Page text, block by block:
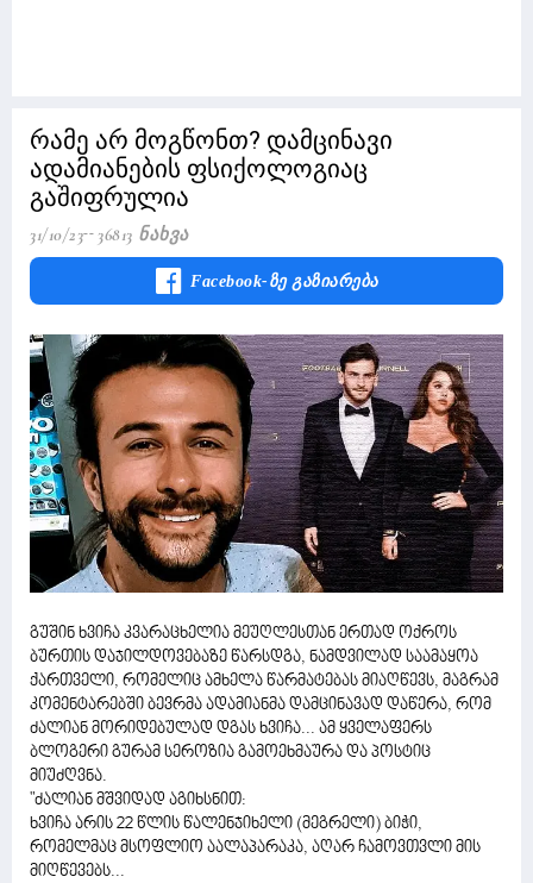
რამე არ მოგწონთ? დამცინავი
ადამიანების ფსიქოლოგიაც
გაშიფრულია
31/10/23 36813 Ნახვა
Facebook-Ზე Გაზიარება
გუშინ ხვიჩა კვარაცხელია მეუღლესთან ერთად ოქროს
ბურთის დაჯილდოვებაზე წარსდგა, ნამდვილად საამაყოა
ქართველი, რომელიც ამხელა წარმატებას მიაღწევს, მაგრამ
კომენტარებში ბევრმა ადამიანმა დამცინავად დაწერა, რომ
ძალიან მორიდებულად დგას ხვიჩა... ამ ყველაფერს
ბლოგერი გურამ სეროზია გამოეხმაურა და პოსტიც
მიუძღვნა.
"ძალიან მშვიდად აგიხსნით:
ხვიჩა არის 22 წლის წალენჯიხელი (მეგრელი) ბიჭი,
რომელმაც მსოფლიო აალაპარაკა, აღარ ჩამოვთვლი მის
მიღწევებს...